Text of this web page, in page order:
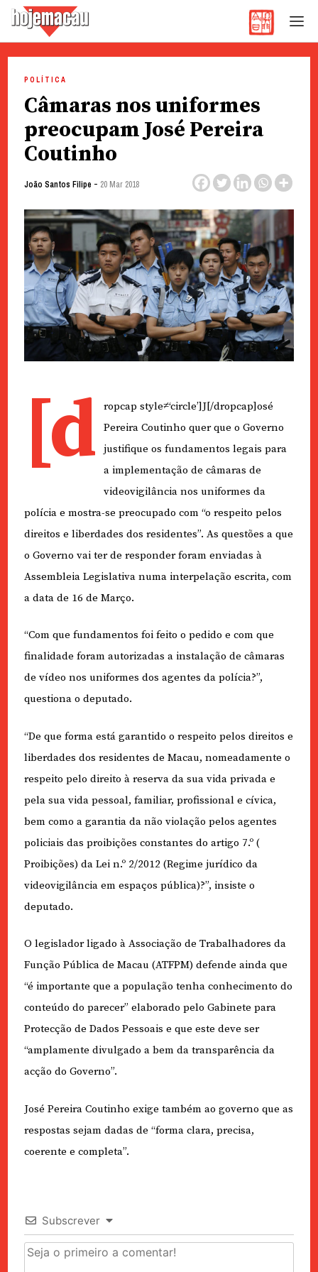
content
POLÍTICA
Câmaras nos uniformes
preocupam José Pereira
Coutinho
João Santos Filipe - 20 Mar 2018
[d
ropcap style≠‘circle’]J[/dropcap]osé
Pereira Coutinho quer que o Governo
justifique os fundamentos legais para
a implementação de câmaras de
videovigilância nos uniformes da
polícia e mostra-se preocupado com “o respeito pelos
direitos e liberdades dos residentes”. As questões a que
o Governo vai ter de responder foram enviadas à
Assembleia Legislativa numa interpelação escrita, com
a data de 16 de Março.
“Com que fundamentos foi feito o pedido e com que
finalidade foram autorizadas a instalação de câmaras
de vídeo nos uniformes dos agentes da polícia?”,
questiona o deputado.
“De que forma está garantido o respeito pelos direitos e
liberdades dos residentes de Macau, nomeadamente o
respeito pelo direito à reserva da sua vida privada e
pela sua vida pessoal, familiar, profissional e cívica,
bem como a garantia da não violação pelos agentes
policiais das proibições constantes do artigo 7.º (
Proibições) da Lei n.º 2/2012 (Regime jurídico da
videovigilância em espaços pública)?”, insiste o
deputado.
O legislador ligado à Associação de Trabalhadores da
Função Pública de Macau (ATFPM) defende ainda que
“é importante que a população tenha conhecimento do
conteúdo do parecer” elaborado pelo Gabinete para
Protecção de Dados Pessoais e que este deve ser
“amplamente divulgado a bem da transparência da
acção do Governo”.
José Pereira Coutinho exige também ao governo que as
respostas sejam dadas de “forma clara, precisa,
coerente e completa”.
Subscrever